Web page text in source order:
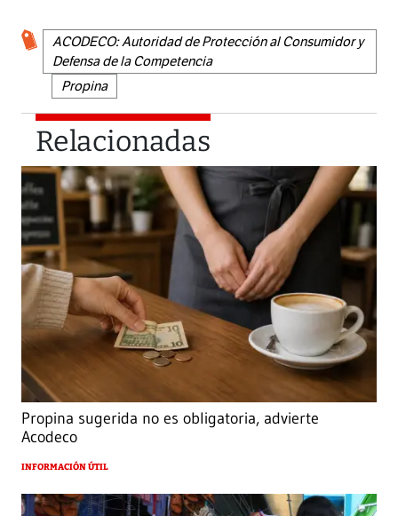
ACODECO: Autoridad de Protección al Consumidor y
Defensa de la Competencia
Propina
Relacionadas
Propina sugerida no es obligatoria, advierte
Acodeco
INFORMACIÓN ÚTIL